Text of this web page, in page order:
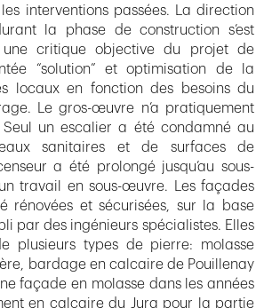
interventions passées. La direction
la phase de construction s’est
une critique objective du projet de
“solution” et optimisation de la
locaux en fonction des besoins du
Le gros-œuvre n’a pratiquement
un escalier a été condamné au
sanitaires et de surfaces de
a été prolongé jusqu’au sous-
travail en sous-œuvre. Les façades
rénovées et sécurisées, sur la base
par des ingénieurs spécialistes. Elles
plusieurs types de pierre: molasse
bardage en calcaire de Pouillenay
façade en molasse dans les années
en calcaire du Jura pour la partie